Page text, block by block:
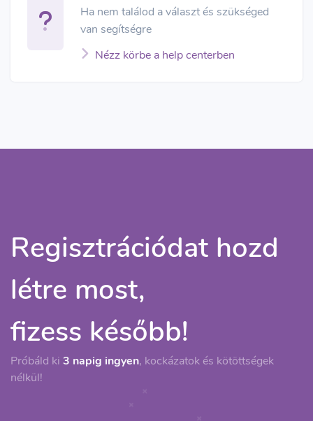
Ha nem találod a választ és szükséged
van segítségre
Nézz körbe a help centerben
Regisztrációdat hozd
létre most,
fizess később!
Próbáld ki 3 napig ingyen, kockázatok és kötöttségek
nélkül!